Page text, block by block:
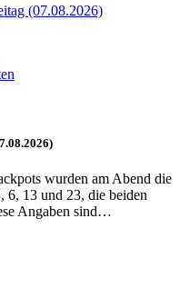
wurden am Abend die
6, 13 und 23, die beiden
Angaben sind…